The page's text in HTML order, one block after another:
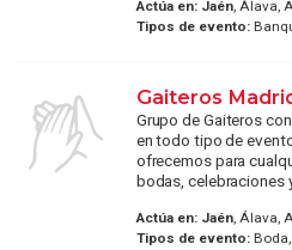
Actúa en: Jaén, Álava,
Tipos de evento:
Gaiteros
Grupo de Gaiteros
en todo tipo de
ofrecemos para
bodas, celebraciones y
Actúa en: Jaén, Álava,
Tipos de evento:Boda,